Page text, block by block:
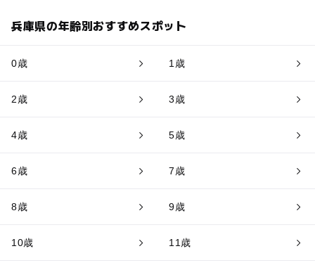
兵庫県の年齢別おすすめスポット
0歳 1歳
2歳 3歳
4歳 5歳
6歳 7歳
8歳 9歳
10歳 11歳